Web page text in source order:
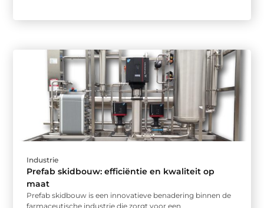
Industrie
Prefab skidbouw: efficiëntie en kwaliteit op
maat
Prefab skidbouw is een innovatieve benadering binnen de
farmaceutische industrie die zorgt voor een